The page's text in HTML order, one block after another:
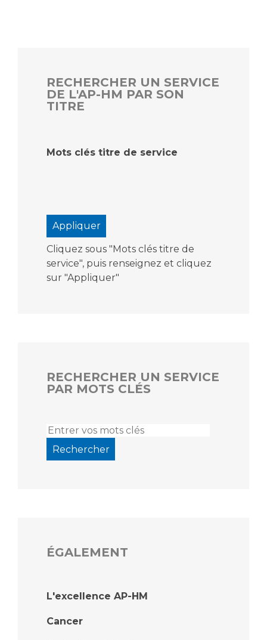
RECHERCHER UN SERVICE
DE L'AP-HM PAR SON
TITRE
Mots clés titre de service
Cliquez sous "Mots clés titre de
service", puis renseignez et cliquez
sur "Appliquer"
RECHERCHER UN SERVICE
PAR MOTS CLÉS
ÉGALEMENT
L'excellence AP-HM
Cancer